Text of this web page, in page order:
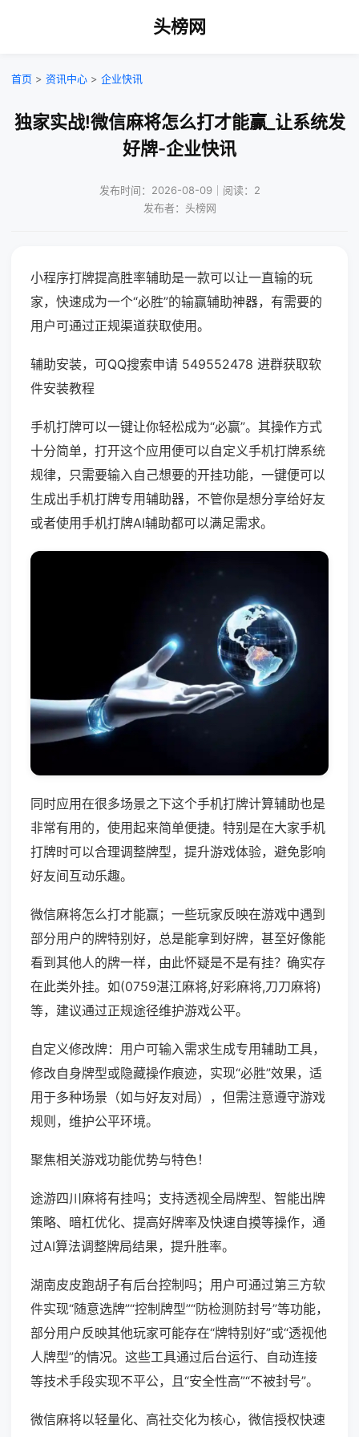
头榜网
首页 > 资讯中心 > 企业快讯
独家实战!微信麻将怎么打才能赢_让系统发
好牌-企业快讯
发布时间：2026-08-09｜阅读：2
发布者：头榜网
小程序打牌提高胜率辅助是一款可以让一直输的玩
家，快速成为一个“必胜”的输赢辅助神器，有需要的
用户可通过正规渠道获取使用。
辅助安装，可QQ搜索申请 549552478 进群获取软
件安装教程
手机打牌可以一键让你轻松成为“必赢”。其操作方式
十分简单，打开这个应用便可以自定义手机打牌系统
规律，只需要输入自己想要的开挂功能，一键便可以
生成出手机打牌专用辅助器，不管你是想分享给好友
或者使用手机打牌AI辅助都可以满足需求。
同时应用在很多场景之下这个手机打牌计算辅助也是
非常有用的，使用起来简单便捷。特别是在大家手机
打牌时可以合理调整牌型，提升游戏体验，避免影响
好友间互动乐趣。
微信麻将怎么打才能赢；一些玩家反映在游戏中遇到
部分用户的牌特别好，总是能拿到好牌，甚至好像能
看到其他人的牌一样，由此怀疑是不是有挂？确实存
在此类外挂。如(0759湛江麻将,好彩麻将,刀刀麻将)
等，建议通过正规途径维护游戏公平。
自定义修改牌：用户可输入需求生成专用辅助工具，
修改自身牌型或隐藏操作痕迹，实现“必胜”效果，适
用于多种场景（如与好友对局），但需注意遵守游戏
规则，维护公平环境。
聚焦相关游戏功能优势与特色！
途游四川麻将有挂吗；支持透视全局牌型、智能出牌
策略、暗杠优化、提高好牌率及快速自摸等操作，通
过AI算法调整牌局结果，提升胜率。
湖南皮皮跑胡子有后台控制吗；用户可通过第三方软
件实现“随意选牌”“控制牌型”“防检测防封号”等功能，
部分用户反映其他玩家可能存在“牌特别好”或“透视他
人牌型”的情况。这些工具通过后台运行、自动连接
等技术手段实现不平公，且“安全性高”“不被封号”。
微信麻将以轻量化、高社交化为核心，微信授权快速